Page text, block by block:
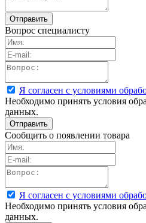
Вопрос специалисту
Я согласен с условиями
Необходимо принять условия
данных.
Сообщить о появлении товара
Я согласен с условиями
Необходимо принять условия
данных.